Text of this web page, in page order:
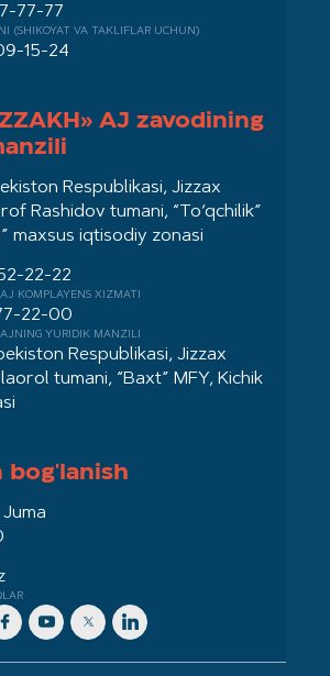
77-77
(SHIKOYAT VA TAKLIFLAR UCHUN)
15-24
AJ zavodining
Respublikasi, Jizzax
Rashidov tumani, “To‘qchilik”
maxsus iqtisodiy zonasi
22-22
KOMPLAYENS XIZMATI
22-00
YURIDIK MANZILI
Respublikasi, Jizzax
tumani, “Baxt” MFY, Kichik
bog'lanish